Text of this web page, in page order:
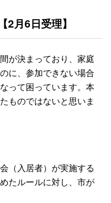
2月6日受理】
が決まっており、家庭
に、参加できない場合
って困っています。本
ものではないと思いま
（入居者）が実施する
たルールに対し、市が